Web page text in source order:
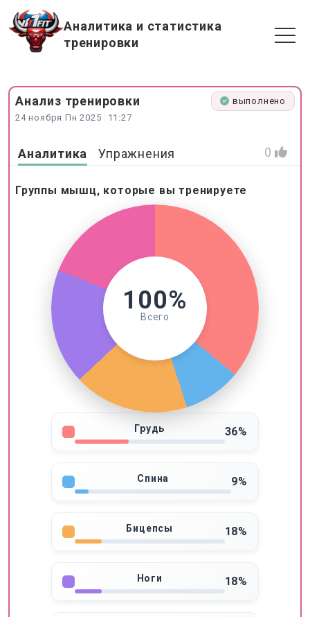
Аналитика и статистика
тренировки
Анализ тренировки
24 ноября Пн 2025 11:27
выполнено
Аналитика Упражнения 0
Группы мышц, которые вы тренируете
100%
Всего
Грудь 36%
Спина 9%
Бицепсы 18%
Ноги 18%